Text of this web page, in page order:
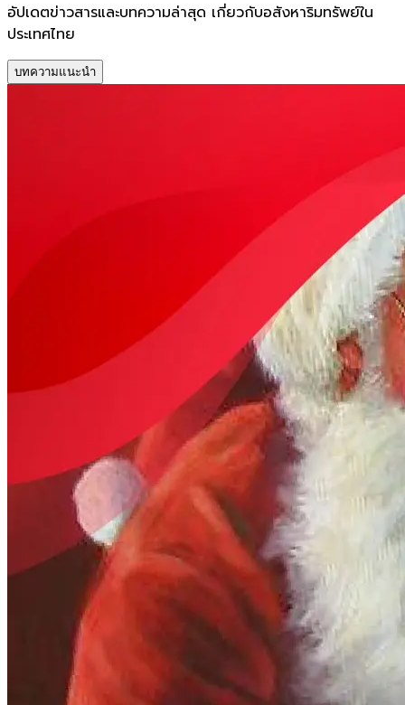
อัปเดตข่าวสารและบทความล่าสุด เกี่ยวกับอสังหาริมทรัพย์ใน
ประเทศไทย
บทความแนะนำ